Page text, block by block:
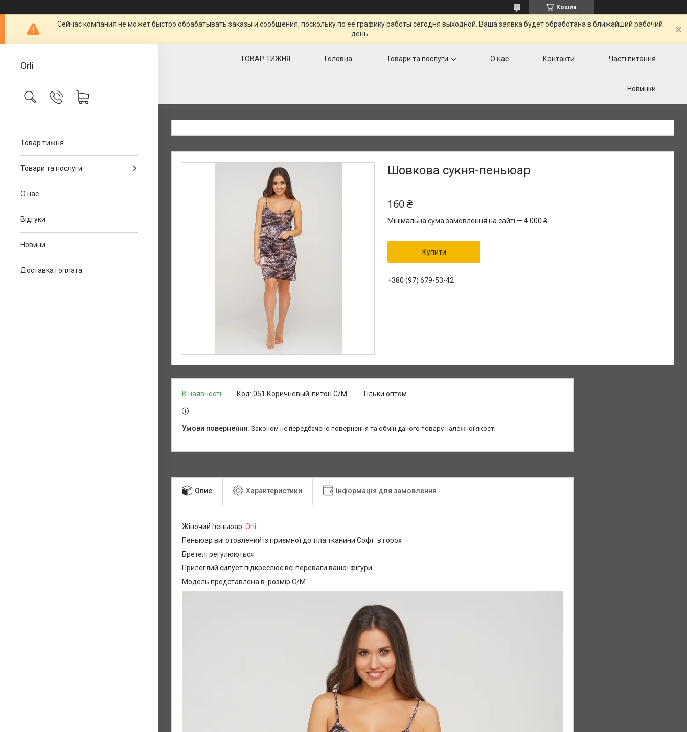
Кошик
Сейчас компания не может быстро обрабатывать заказы и сообщения, поскольку по ее графику работы сегодня выходной. Ваша заявка будет обработана в ближайший рабочий
день.
Orli
Товар тижня
Товари та послуги
О нас
Відгуки
Новини
Доставка і оплата
ТОВАР ТИЖНЯ Головна Товари та послуги О нас Контакти Часті питання
Новинки
Шовкова сукня-пеньюар
160 ₴
Мінімальна сума замовлення на сайті — 4 000 ₴
Купити
+380 (97) 679-53-42
В наявності Тільки оптом
Код: 051 Коричневый-питон С/М
Законом не передбачено повернення та обмін даного товару належної якості
Опис Характеристики Інформація для замовлення
Жіночий пеньюар Orli
Пеньюар виготовлений із приємної до тіла тканини Софт в горох
Бретелі регулюються
Прилеглий силует підкреслює всі переваги вашої фігури.
Модель представлена в розмір С/М